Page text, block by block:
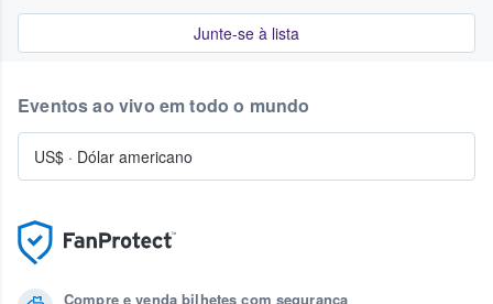
Junte-se à lista
Compre e venda bilhetes com segurança
Eventos ao vivo em todo o mundo
US$ · Dólar americano